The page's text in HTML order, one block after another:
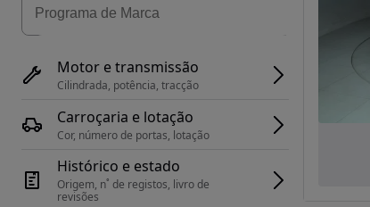
Motor e transmissão
Cilindrada, potência, tracção
Carroçaria e lotação
Cor, número de portas, lotação
Histórico e estado
Origem, n˚ de registos, livro de
revisões